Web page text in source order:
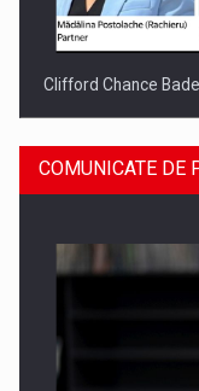
Clifford Chance
COMUNICATE DE